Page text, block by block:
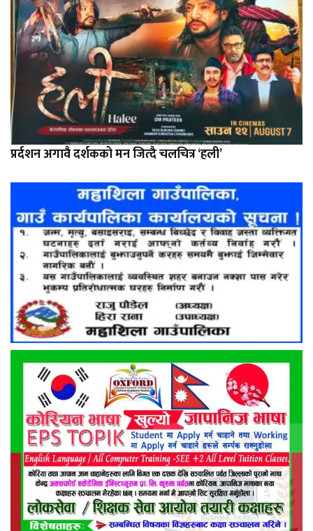
प्रर्दशन अगावै दर्शकको मन जित्दै चलचित्र ‘हली’